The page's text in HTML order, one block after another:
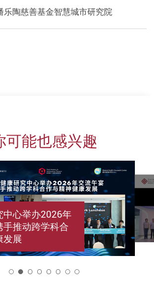
乐陶慈善基金智慧城市研究院
可能也感兴趣
中心举办2026年
推动跨学科合
发展